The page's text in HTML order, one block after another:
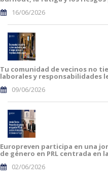
16/06/2026
Tu comunidad de vecinos no
laborales y responsabilidades
09/06/2026
Europreven participa en una
de género en PRL centrada en
02/06/2026